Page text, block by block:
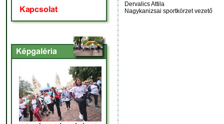
Dervalics Attila
Nagykanizsai sportkörzet vezető